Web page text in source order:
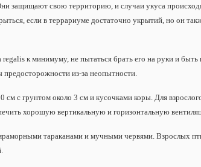
свою территорию, и случаи укуса
если в террариуме достаточно укрытий, но он
к минимуму, не пытаться брать его на руки и
предосторожности из-за неопытности.
с грунтом около 3 см и кусочками коры. Для
хорошую вертикальную и горизонтальную
тараканами и мучными червями. Взрослых